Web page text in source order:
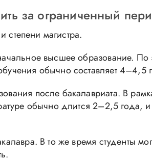
за ограниченный
степени магистра.
высшее образование.
обычно составляет 4–4,5
после бакалавриата. В
обычно длится 2–2,5 года,
В то же время студенты